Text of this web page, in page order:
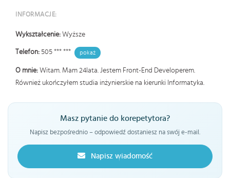
INFORMACJE:
Wykształcenie: Wyższe
Telefon: 505 *** *** pokaż
O mnie: Witam. Mam 24lata. Jestem Front-End Developerem.
Również ukończyłem studia inżynierskie na kierunki Informatyka.
Masz pytanie do korepetytora?
Napisz bezpośrednio – odpowiedź dostaniesz na swój e-mail.
Napisz wiadomość